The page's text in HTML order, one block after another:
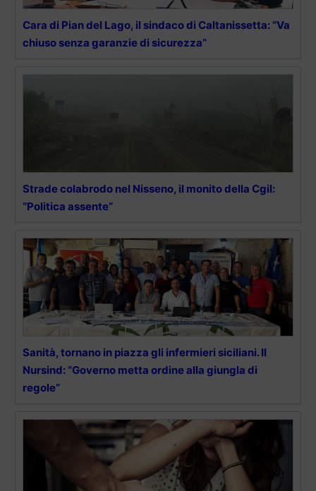
Cara di Pian del Lago, il sindaco di Caltanissetta: “Va
chiuso senza garanzie di sicurezza”
Strade colabrodo nel Nisseno, il monito della Cgil:
“Politica assente”
Sanità, tornano in piazza gli infermieri siciliani. Il
Nursind: “Governo metta ordine alla giungla di
regole”